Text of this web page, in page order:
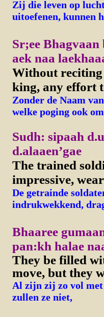
Zij die leven op
uitoefenen, kunnen
Sr;ee
aek naa
Without reciting
king, any effort
Zonder de Naam
welke poging ook
Sudh: sipaah
d.alaaen’gae
The trained
impressive,
De getrainde
indrukwekkend,
Bhaaree
pan:kh halae
They be filled
move, but they
Al zijn zij zo vol met
zullen ze niet,